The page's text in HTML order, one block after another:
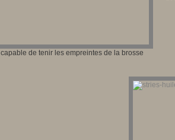
de tenir les empreintes de la brosse